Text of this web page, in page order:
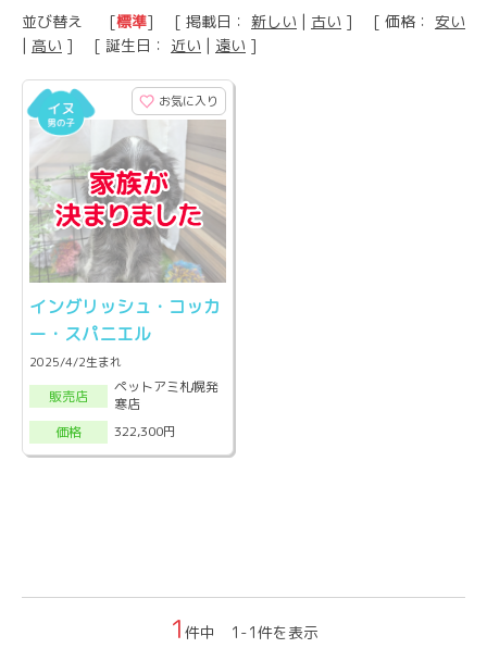
並び替え [標準] [ 掲載日： 新しい | 古い ] [ 価格： 安い
| 高い ] [ 誕生日： 近い | 遠い ]
お気に入り
イングリッシュ・コッカ
ー・スパニエル
2025/4/2生まれ
販売店
ペットアミ札幌発
寒店
価格
322,300円
1 件中 1-1件を表示